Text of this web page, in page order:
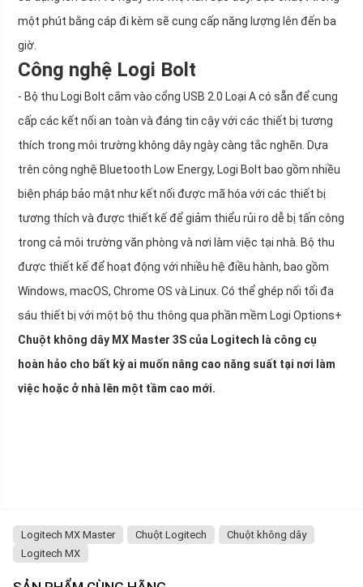
một phút bằng cáp đi kèm sẽ cung cấp năng lượng lên đến ba
giờ.
Công nghệ Logi Bolt
- Bộ thu Logi Bolt cắm vào cổng USB 2.0 Loại A có sẵn để cung
cấp các kết nối an toàn và đáng tin cậy với các thiết bị tương
thích trong môi trường không dây ngày càng tắc nghẽn. Dựa
trên công nghệ Bluetooth Low Energy, Logi Bolt bao gồm nhiều
biện pháp bảo mật như kết nối được mã hóa với các thiết bị
tương thích và được thiết kế để giảm thiểu rủi ro dễ bị tấn công
trong cả môi trường văn phòng và nơi làm việc tại nhà. Bộ thu
được thiết kế để hoạt động với nhiều hệ điều hành, bao gồm
Windows, macOS, Chrome OS và Linux. Có thể ghép nối tối đa
sáu thiết bị với một bộ thu thông qua phần mềm Logi Options+
Chuột không dây MX Master 3S của Logitech là công cụ
hoàn hảo cho bất kỳ ai muốn nâng cao năng suất tại nơi làm
việc hoặc ở nhà lên một tầm cao mới.
Logitech MX Master Chuột Logitech
Chuột không dây
Logitech MX